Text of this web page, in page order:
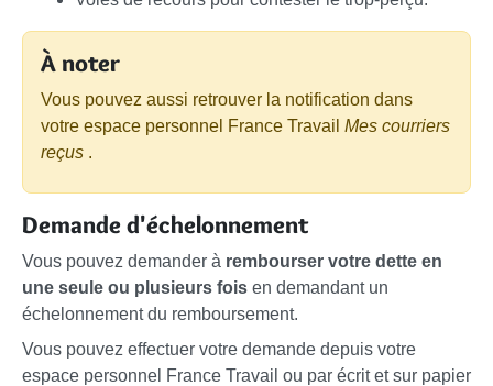
À noter
Vous pouvez aussi retrouver la notification dans
votre espace personnel France Travail Mes courriers
reçus .
Demande d'échelonnement
Vous pouvez demander à rembourser votre dette en
une seule ou plusieurs fois en demandant un
échelonnement du remboursement.
Vous pouvez effectuer votre demande depuis votre
espace personnel France Travail ou par écrit et sur papier